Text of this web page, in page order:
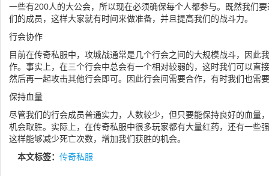
一些有200人的大公会，所以现在必须确保每个人都参与。既然我们
们的成员，这样大家就有时间来做准备，并且提高我们的战斗力。
行会协作
目前在传奇私服中，攻城战通常是几个行会之间的大规模战斗，因此
作。事实上，在三个行会中总会有一个相对较弱的，这时我们可以直
然后再一起攻击其他行会即可。因此行会间需要合作，有时我们也需
保持血量
尽管我们的行会成员普通实力，人数较少，但只要能保持良好的血量
机会取胜。实际上，在传奇私服中很多玩家都有大量红药，还有一些
这样能够减少死亡次数，增加我们获胜的机会。
本文标签： 传奇私服